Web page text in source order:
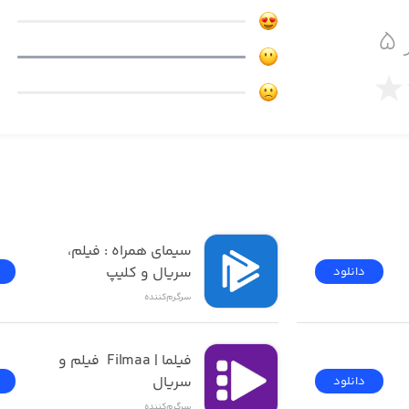
stats from our daily overview dashboard, learn about
دانلود
دانلود
سریال و کلیپ
سرگرم‌کننده
سریال